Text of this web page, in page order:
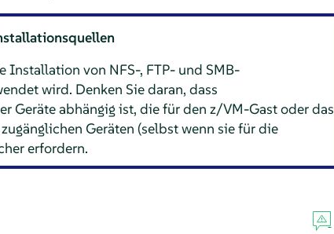
von NFS-, FTP- und SMB-
wird. Denken Sie daran, dass
Geräte abhängig ist, die für den z/VM-Gast oder das
Geräten (selbst wenn sie für die
erfordern.